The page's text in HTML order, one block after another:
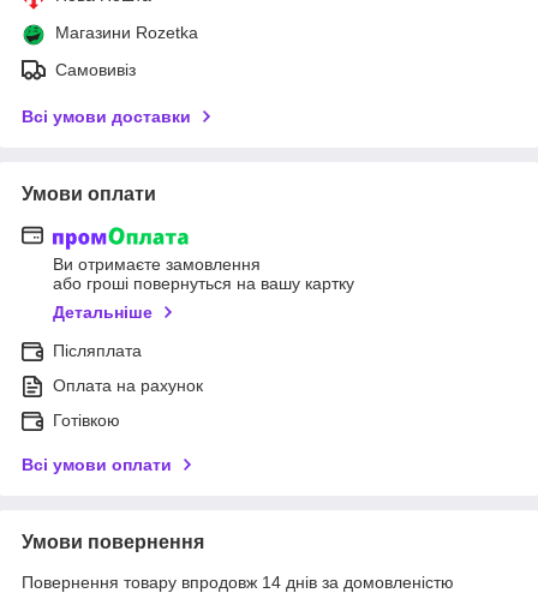
Магазини Rozetka
Самовивіз
Всі умови доставки
Умови оплати
Ви отримаєте замовлення
або гроші повернуться на вашу картку
Детальніше
Післяплата
Оплата на рахунок
Готівкою
Всі умови оплати
Умови повернення
Повернення товару впродовж 14 днів за домовленістю